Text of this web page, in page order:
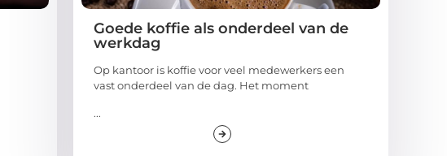
Goede koffie als onderdeel van de
werkdag
Op kantoor is koffie voor veel medewerkers een
vast onderdeel van de dag. Het moment
...